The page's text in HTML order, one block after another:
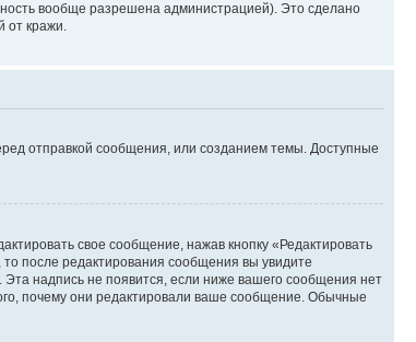
вообще разрешена администрацией). Это сделано
от кражи.
отправкой сообщения, или созданием темы. Доступные
свое сообщение, нажав кнопку «Редактировать
после редактирования сообщения вы увидите
надпись не появится, если ниже вашего сообщения нет
почему они редактировали ваше сообщение. Обычные